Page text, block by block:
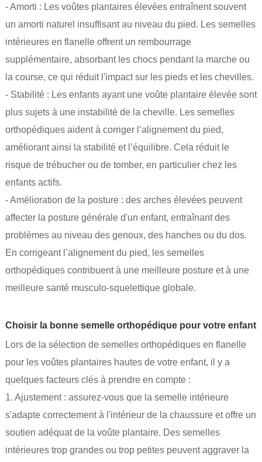
- Amorti : Les voûtes plantaires élevées entraînent souvent
un amorti naturel insuffisant au niveau du pied. Les semelles
intérieures en flanelle offrent un rembourrage
supplémentaire, absorbant les chocs pendant la marche ou
la course, ce qui réduit l'impact sur les pieds et les chevilles.
- Stabilité : Les enfants ayant une voûte plantaire élevée sont
plus sujets à une instabilité de la cheville. Les semelles
orthopédiques aident à corriger l’alignement du pied,
améliorant ainsi la stabilité et l’équilibre. Cela réduit le
risque de trébucher ou de tomber, en particulier chez les
enfants actifs.
- Amélioration de la posture : des arches élevées peuvent
affecter la posture générale d'un enfant, entraînant des
problèmes au niveau des genoux, des hanches ou du dos.
En corrigeant l’alignement du pied, les semelles
orthopédiques contribuent à une meilleure posture et à une
meilleure santé musculo-squelettique globale.
Choisir la bonne semelle orthopédique pour votre enfant
Lors de la sélection de semelles orthopédiques en flanelle
pour les voûtes plantaires hautes de votre enfant, il y a
quelques facteurs clés à prendre en compte :
1. Ajustement : assurez-vous que la semelle intérieure
s'adapte correctement à l'intérieur de la chaussure et offre un
soutien adéquat de la voûte plantaire. Des semelles
intérieures trop grandes ou trop petites peuvent aggraver la